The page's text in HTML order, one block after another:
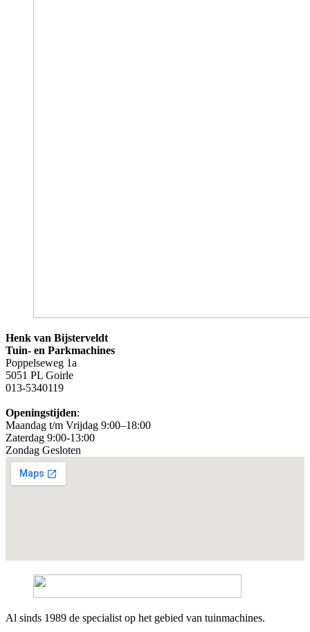
Henk van Bijsterveldt
Tuin- en Parkmachines
Poppelseweg 1a
5051 PL Goirle
013-5340119
Openingstijden:
Maandag t/m Vrijdag 9:00–18:00
Zaterdag 9:00-13:00
Zondag Gesloten
Al sinds 1989 de specialist op het gebied van tuinmachines.